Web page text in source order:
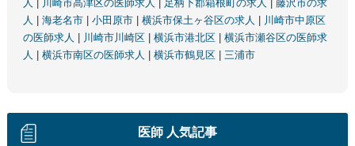
人
川崎市高津区の医師求人 足柄下郡箱根町の求人
藤沢市の求
人
海老名市 小田原市 横浜市保土ヶ谷区の求人
川崎市中原区
の医師求人
川崎市川崎区 横浜市港北区
横浜市瀬谷区の医師求
人
横浜市南区の医師求人 横浜市鶴見区 三浦市
医師 人気記事